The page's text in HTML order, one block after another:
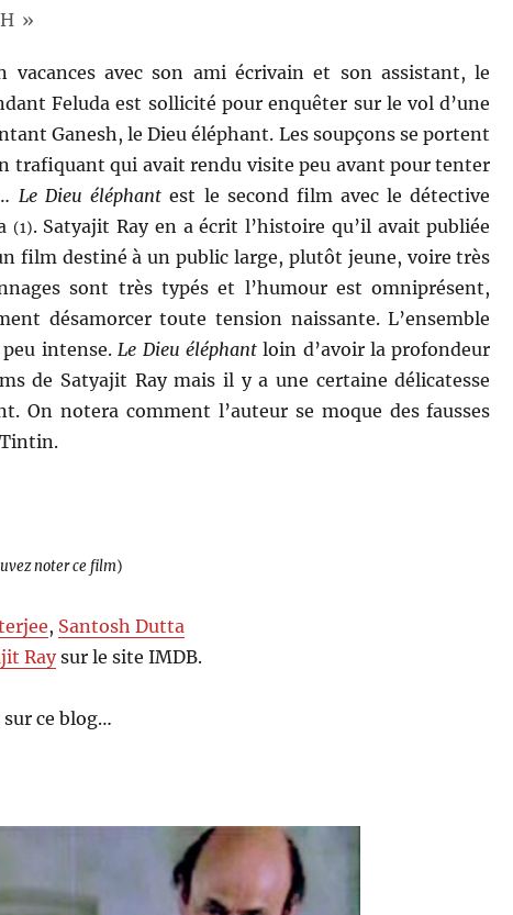
»
vacances avec son ami écrivain et son assistant, le
Feluda est sollicité pour enquêter sur le vol d’une
Ganesh, le Dieu éléphant. Les soupçons se portent
trafiquant qui avait rendu visite peu avant pour tenter
Le Dieu éléphant est le second film avec le détective
(1). Satyajit Ray en a écrit l’histoire qu’il avait publiée
film destiné à un public large, plutôt jeune, voire très
sont très typés et l’humour est omniprésent,
désamorcer toute tension naissante. L’ensemble
intense.Le Dieu éléphantloin d’avoir la profondeur
de Satyajit Ray mais il y a une certaine délicatesse
On notera comment l’auteur se moque des fausses
noter ce film)
, Santosh Dutta
Raysur le site IMDB.
ce blog…